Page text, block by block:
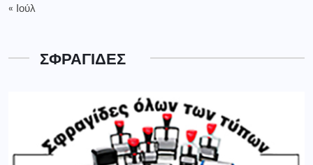
« Ιούλ
ΣΦΡΑΓΙΔΕΣ